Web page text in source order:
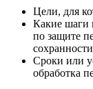
Цели, для
Какие шаги
по защите
Сроки или
обработка